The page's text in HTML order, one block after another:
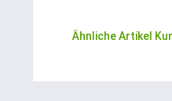
Ähnliche Artikel